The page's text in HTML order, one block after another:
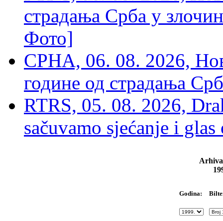
страдања Срба у
Фото]
СРНА, 06. 08. 2026,
године од страдања
RTRS, 05. 08. 2026,
sačuvamo sjećanje i
Godina: